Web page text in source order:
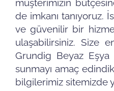
müşterimizin
de imkanı tanıyoruz.
ve güvenilir bir
ulaşabilirsiniz. Size
Grundig Beyaz Eşya
sunmayı amaç
bilgilerimiz sitemizde